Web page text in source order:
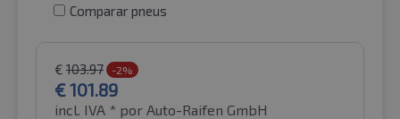
Comparar pneus
€ 103.97 -2%
€101.89
incl. IVA * por Auto-Raifen GmbH